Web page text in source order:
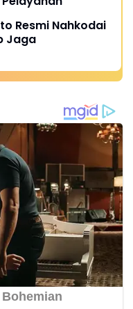
Resmi Nahkodai
Jaga